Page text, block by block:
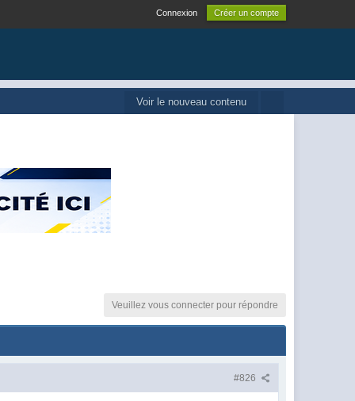
Connexion Créer un compte
Voir le nouveau contenu
Veuillez vous connecter pour répondre
#826